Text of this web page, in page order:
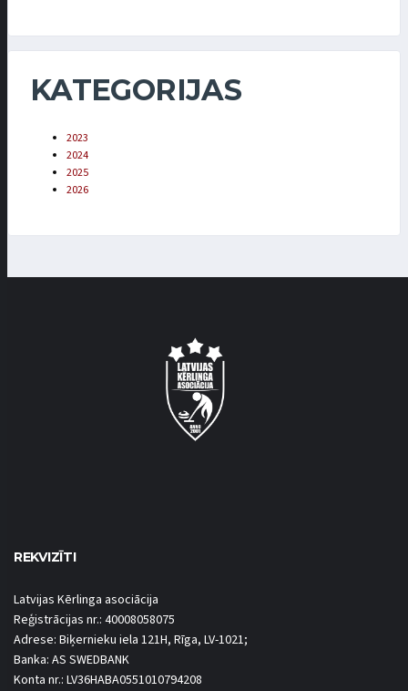
KATEGORIJAS
2023
2024
2025
2026
REKVIZĪTI
Latvijas Kērlinga asociācija
Reģistrācijas nr.: 40008058075
Adrese: Biķernieku iela 121H, Rīga, LV-1021;
Banka: AS SWEDBANK
Konta nr.: LV36HABA0551010794208